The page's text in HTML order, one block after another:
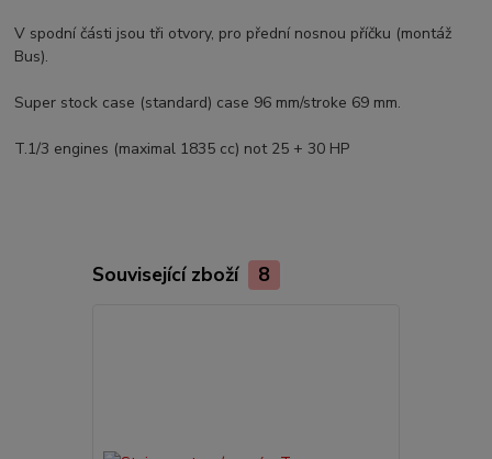
V spodní části jsou tři otvory, pro přední nosnou příčku (montáž
Bus).
Super stock case (standard) case 96 mm/stroke 69 mm.
T.1/3 engines (maximal 1835 cc) not 25 + 30 HP
Související zboží 8